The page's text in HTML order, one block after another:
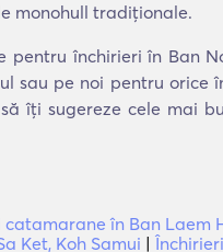
monohull tradiționale.
închirieri în Ban
pe noi pentru orice
îți sugereze cele mai
catamarane în Ban Laem
Ket, Koh Samui |